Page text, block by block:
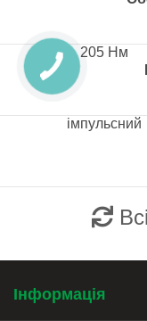
205 Нм
імпульсний
Інформація